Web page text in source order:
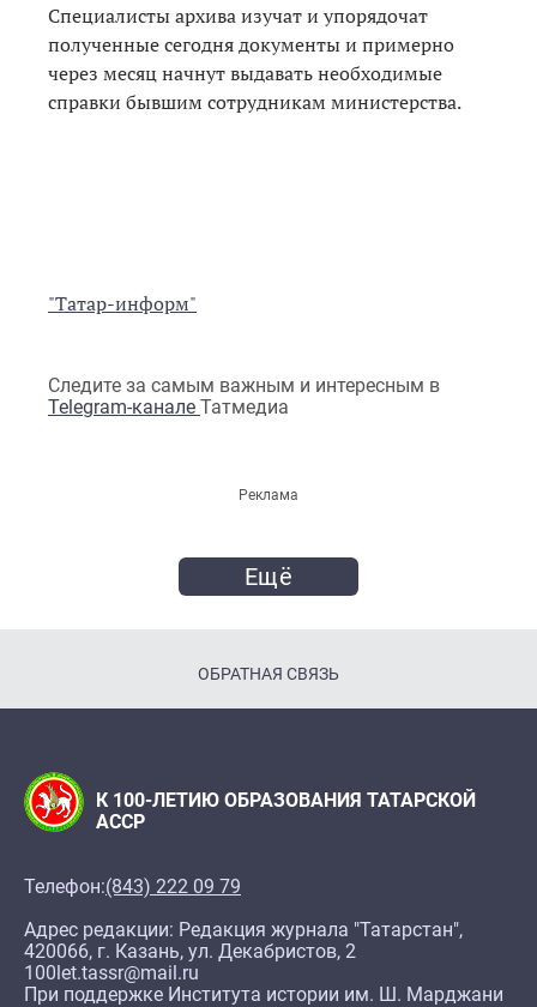
Специалисты архива изучат и упорядочат
полученные сегодня документы и примерно
через месяц начнут выдавать необходимые
справки бывшим сотрудникам министерства.
"Татар-информ"
Следите за самым важным и интересным в
Telegram-канале Татмедиа
Реклама
Ещё
ОБРАТНАЯ СВЯЗЬ
К 100-ЛЕТИЮ ОБРАЗОВАНИЯ ТАТАРСКОЙ
АССР
Телефон:(843) 222 09 79
Адрес редакции: Редакция журнала "Татарстан",
420066, г. Казань, ул. Декабристов, 2
100let.tassr@mail.ru
При поддержке Института истории им. Ш. Марджани